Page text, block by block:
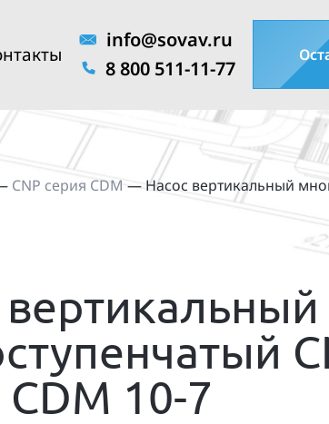
info@sovav.ru
8 800 511-11-77
CNP серия CDM — Насос вертикальный
вертикальный
10-7